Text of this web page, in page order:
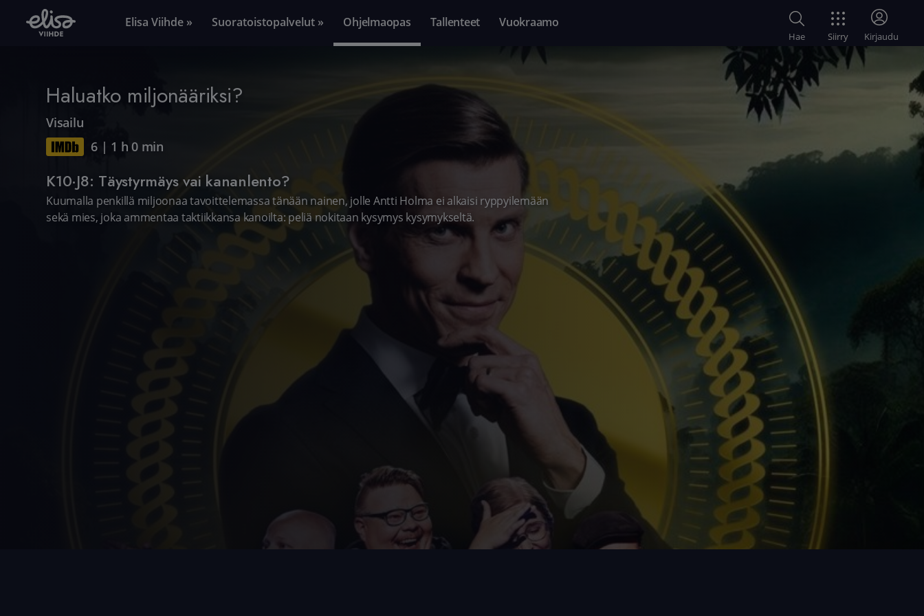
Elisa Viihde » Suoratoistopalvelut » Ohjelmaopas Tallenteet Vuokraamo
Hae Siirry Kirjaudu
Haluatko miljonääriksi?
Visailu
6| 1 h 0 min
K10·J8: Täystyrmäys vai kananlento?
Kuumalla penkillä miljoonaa tavoittelemassa tänään nainen, jolle Antti Holma ei alkaisi ryppyilemään
sekä mies, joka ammentaa taktiikkansa kanoilta: peliä nokitaan kysymys kysymykseltä.